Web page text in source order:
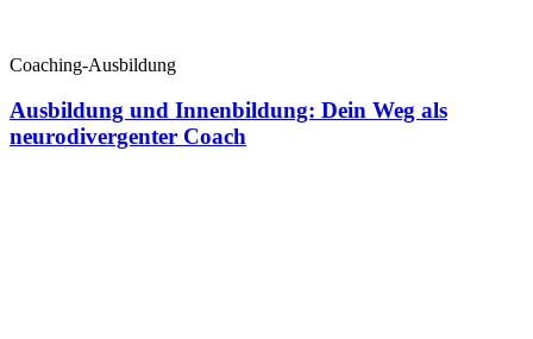
Coaching-Ausbildung
Ausbildung und Innenbildung: Dein Weg als
neurodivergenter Coach